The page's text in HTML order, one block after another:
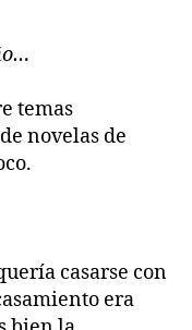
temas
novelas de
casarse con
era